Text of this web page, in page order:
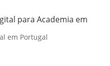
para Academia em
em Portugal